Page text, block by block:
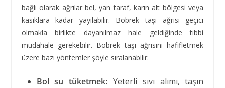
bağlı olarak ağrılar bel, yan taraf, karın alt bölgesi veya
kasıklara kadar yayılabilir. Böbrek taşı ağrısı geçici
olmakla birlikte dayanılmaz hale geldiğinde tıbbi
müdahale gerekebilir. Böbrek taşı ağrısını hafifletmek
üzere bazı yöntemler şöyle sıralanabilir:
Bol su tüketmek: Yeterli sıvı alımı, taşın